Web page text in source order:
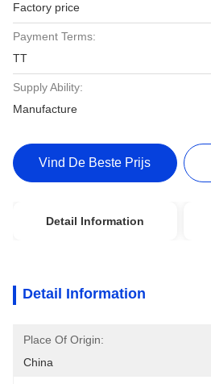
Factory price
Payment Terms:
TT
Supply Ability:
Manufacture
Vind De Beste Prijs
Detail Information
Detail Information
Place Of Origin:
China